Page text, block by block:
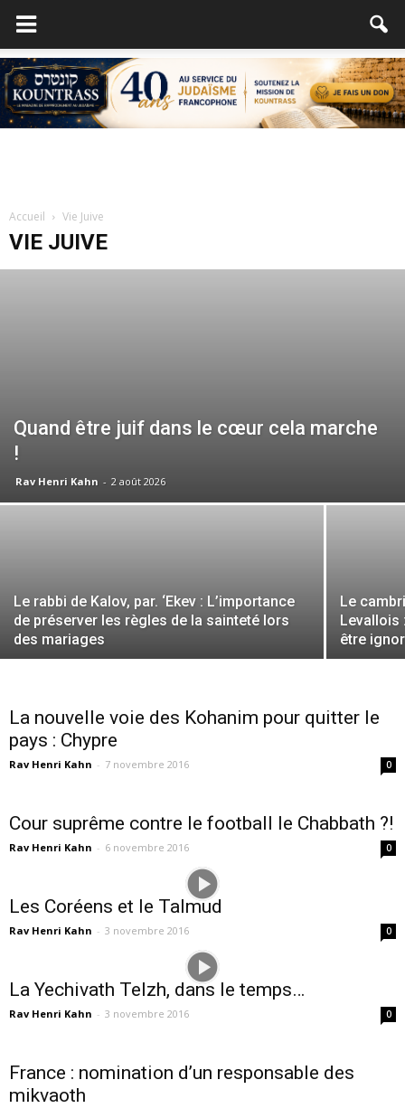
Accueil Vie Juive
VIE JUIVE
Quand être juif dans le cœur cela marche
!
Rav Henri Kahn - 2 août 2026
Le rabbi de Kalov, par. ‘Ekev : L’importance
de préserver les règles de la sainteté lors
des mariages
Le
Levallois
être
La nouvelle voie des Kohanim pour quitter le
pays : Chypre
Rav Henri Kahn - 7 novembre 2016 0
Cour suprême contre le football le Chabbath ?!
Rav Henri Kahn - 6 novembre 2016 0
Les Coréens et le Talmud
Rav Henri Kahn - 3 novembre 2016 0
La Yechivath Telzh, dans le temps…
Rav Henri Kahn - 3 novembre 2016 0
France : nomination d’un responsable des
mikvaoth